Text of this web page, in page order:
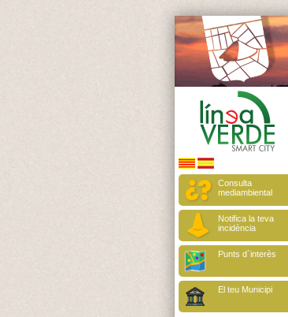
Consulta
mediambiental
Notifica la teva
incidència
Punts d`interès
El teu Municipi